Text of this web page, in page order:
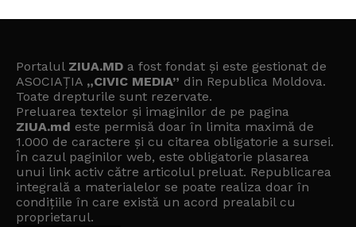
Portalul ZIUA.MD a fost fondat și este gestionat de
ASOCIAȚIA „CIVIC MEDIA” din Republica Moldova.
Toate drepturile sunt rezervate.
Preluarea textelor și imaginilor de pe pagina
ZIUA.md este permisă doar în limita maximă de
1.000 de caractere și cu citarea obligatorie a sursei.
În cazul paginilor web, este obligatorie plasarea
unui link activ către articolul preluat. Republicarea
integrală a materialelor se poate realiza doar în
condițiile în care există un acord prealabil cu
proprietarul.